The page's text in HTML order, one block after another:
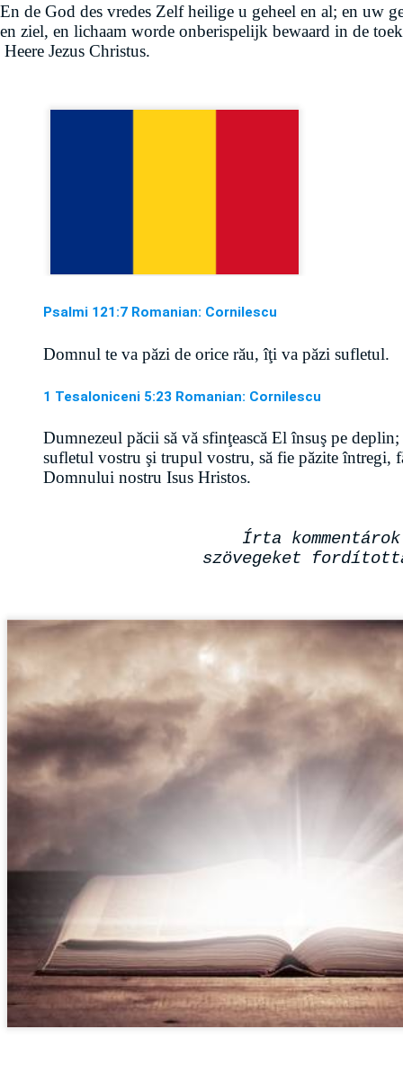
En de God des vredes Zelf heilige u geheel en al; en uw
en ziel, en lichaam worde onberispelijk bewaard in de
Heere Jezus Christus.
Psalmi 121:7 Romanian: Cornilescu
Domnul te va păzi de orice rău, îţi va păzi sufletul.
1 Tesaloniceni 5:23 Romanian: Cornilescu
Dumnezeul păcii să vă sfinţească El însuş pe
sufletul vostru şi trupul vostru, să fie păzite întregi,
Domnului nostru Isus Hristos.
Írta
szövegeket